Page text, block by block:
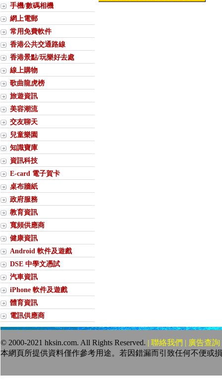
手機/數碼相機
網上電郵
常用免費軟件
香港公共交通路線
香港景點/玩樂好去處
線上購物
歌曲龍虎榜
旅遊資訊
美容潮流
交友聊天
兒童樂園
知識寶庫
資訊科技
E-card 電子賀卡
桌布牆紙
政府服務
教育資訊
寬頻供應商
健康資訊
Android 軟件及遊戲
DSE 中學文憑試
汽車資訊
iPhone 軟件及遊戲
體育資訊
電訊供應商
© 2000-2021 hksin.com. All Rights Reserved. | 聯絡我們 | 廣告查詢
本網頁所提供資料僅作參考用途。若因錯漏而引致任何不便或